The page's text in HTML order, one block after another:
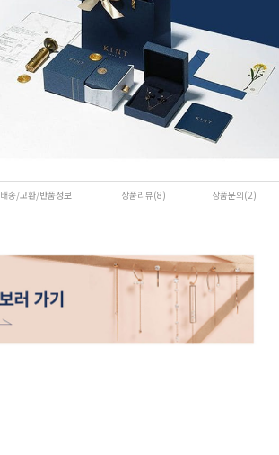
배송/교환/반품정보 상품리뷰(8) 상품문의(2)